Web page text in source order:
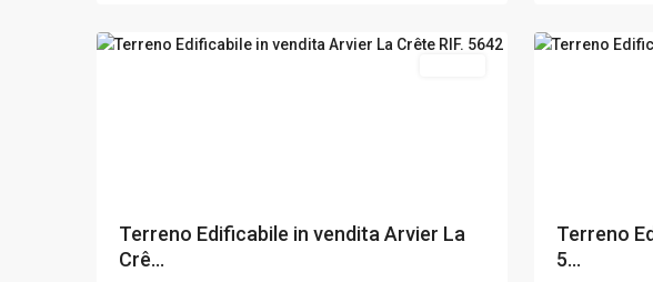
Terreno Edificabile in vendita Arvier La
Crê...
Terreno
5...